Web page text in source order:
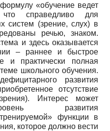
«обучение ведет
справедливо для
систем (зрение, слух) в
речью, знаком.
и здесь оказывается
– раннее и быстрое
и практически полная
школьного обучения.
развития
отсутствие
Интерес может
развития
функции в
которое должно вести